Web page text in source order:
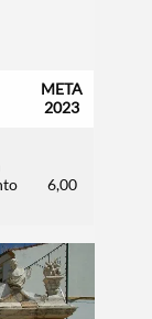
META
2023
6,00